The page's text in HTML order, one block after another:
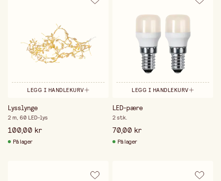
LEGG I HANDLEKURV
Lysslynge
2 m, 60 LED-lys
100,00 kr
På lager
LEGG I HANDLEKURV
LED-pære
2 stk.
70,00 kr
På lager